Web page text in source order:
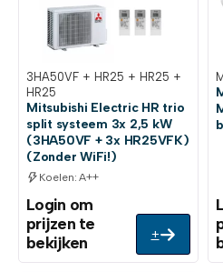
Koelen: A++
3HA50VF + HR25 + HR25 +
HR25
Mitsubishi Electric HR trio
split systeem 3x 2,5 kW
(3HA50VF + 3x HR25VFK)
(Zonder WiFi!)
Login om
prijzen te
bekijken
+